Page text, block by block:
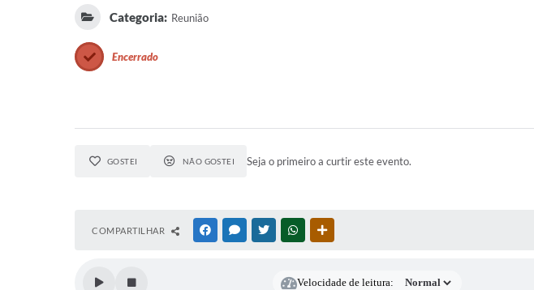
Categoria: Reunião
Encerrado
GOSTEI NÃO GOSTEI Seja o primeiro a curtir este evento.
COMPARTILHAR FACEBOOKMESSENGER
TWITTERWHATSAPP
Velocidade de leitura: